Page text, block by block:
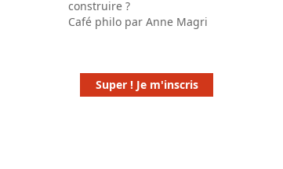
construire ?
Café philo par Anne Magri
Super ! Je m'inscris